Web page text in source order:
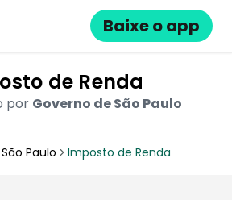
Baixe o app
de Renda
por Governo de São Paulo
Paulo Imposto de Renda